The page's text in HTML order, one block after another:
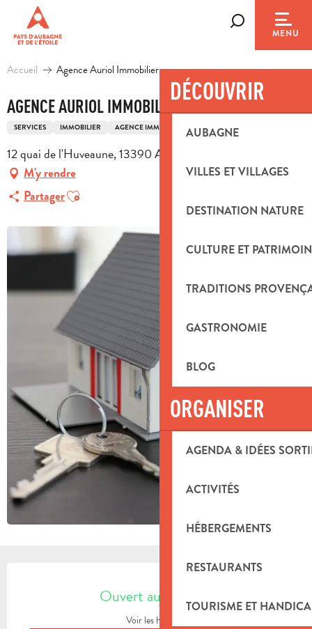
contenu
principal
MENU
DÉCOUVRIR
AUBAGNE
VILLES ET VILLAGES
DESTINATION NATURE
CULTURE ET
TRADITIONS
GASTRONOMIE
BLOG
ORGANISER
AGENDA & IDÉES
ACTIVITÉS
HÉBERGEMENTS
RESTAURANTS
TOURISME ET
Accueil Agence Auriol Immobilier
AGENCE AURIOL IMMOBILIER
SERVICES IMMOBILIER AGENCE IMMOBILIÈRE
12 quai de l'Huveaune, 13390 Auriol
M'y rendre
PartagerAjouter aux favoris
OUVERTURE ET COORDONNÉES
Ouvert aujourd'hui
Voir les horaires